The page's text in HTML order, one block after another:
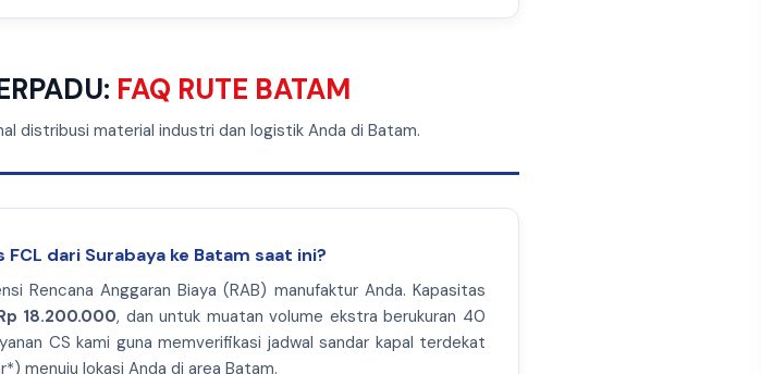
FAQ RUTE BATAM
distribusi material industri dan logistik Anda di Batam.
dari Surabaya ke Batam saat ini?
Rencana Anggaran Biaya (RAB) manufaktur Anda. Kapasitas
18.200.000, dan untuk muatan volume ekstra berukuran 40
CS kami guna memverifikasi jadwal sandar kapal terdekat
menuju lokasi Anda di area Batam.